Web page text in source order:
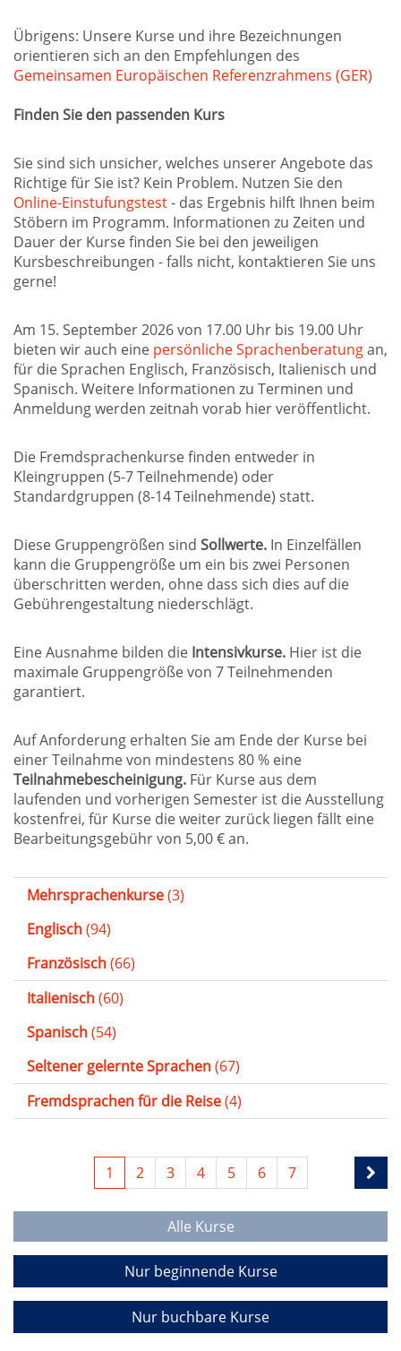
Übrigens: Unsere Kurse und ihre Bezeichnungen
orientieren sich an den Empfehlungen des
Gemeinsamen Europäischen Referenzrahmens (GER)
Finden Sie den passenden Kurs
Sie sind sich unsicher, welches unserer Angebote das
Richtige für Sie ist? Kein Problem. Nutzen Sie den
Online-Einstufungstest- das Ergebnis hilft Ihnen beim
Stöbern im Programm. Informationen zu Zeiten und
Dauer der Kurse finden Sie bei den jeweiligen
Kursbeschreibungen - falls nicht, kontaktieren Sie uns
gerne!
Am 15. September 2026 von 17.00 Uhr bis 19.00 Uhr
bieten wir auch eine persönliche Sprachenberatungan,
für die Sprachen Englisch, Französisch, Italienisch und
Spanisch. Weitere Informationen zu Terminen und
Anmeldung werden zeitnah vorab hier veröffentlicht.
Die Fremdsprachenkurse finden entweder in
Kleingruppen (5-7 Teilnehmende) oder
Standardgruppen (8-14 Teilnehmende) statt.
Diese Gruppengrößen sind Sollwerte. In Einzelfällen
kann die Gruppengröße um ein bis zwei Personen
überschritten werden, ohne dass sich dies auf die
Gebührengestaltung niederschlägt.
Eine Ausnahme bilden die Intensivkurse. Hier ist die
maximale Gruppengröße von 7 Teilnehmenden
garantiert.
Auf Anforderung erhalten Sie am Ende der Kurse bei
einer Teilnahme von mindestens 80 % eine
Teilnahmebescheinigung. Für Kurse aus dem
laufenden und vorherigen Semester ist die Ausstellung
kostenfrei, für Kurse die weiter zurück liegen fällt eine
Bearbeitungsgebühr von 5,00 € an.
Mehrsprachenkurse(3)
Englisch(94)
Französisch(66)
Italienisch(60)
Spanisch(54)
Seltener gelernte Sprachen(67)
Fremdsprachen für die Reise(4)
1 2 3 4 5 6 7
Alle Kurse
Nur beginnende Kurse
Nur buchbare Kurse